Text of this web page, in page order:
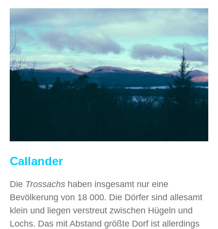
Callander
Die Trossachs haben insgesamt nur eine
Bevölkerung von 18 000. Die Dörfer sind allesamt
klein und liegen verstreut zwischen Hügeln und
Lochs. Das mit Abstand größte Dorf ist allerdings